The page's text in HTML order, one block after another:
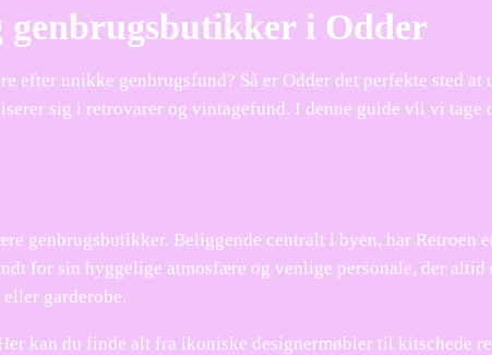
i Odder
efter unikke genbrugsfund? Så er Odder det perfekte sted at
sig i retrovarer og vintagefund. I denne guide vil vi tage
genbrugsbutikker. Beliggende centralt i byen, har Retroen
for sin hyggelige atmosfære og venlige personale, der altid
garderobe.
kan du finde alt fra ikoniske designermøbler til kitschede